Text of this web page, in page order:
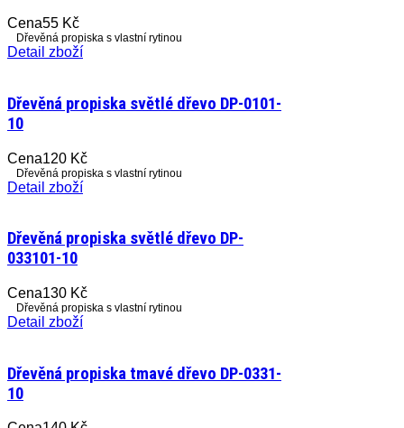
Cena55 Kč
Dřevěná propiska s vlastní rytinou
Detail zboží
Dřevěná propiska světlé dřevo DP-0101-
10
Cena120 Kč
Dřevěná propiska s vlastní rytinou
Detail zboží
Dřevěná propiska světlé dřevo DP-
033101-10
Cena130 Kč
Dřevěná propiska s vlastní rytinou
Detail zboží
Dřevěná propiska tmavé dřevo DP-0331-
10